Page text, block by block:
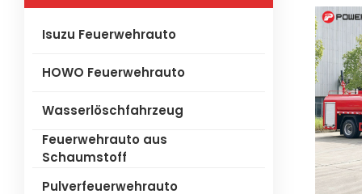
Isuzu Feuerwehrauto
HOWO Feuerwehrauto
Wasserlöschfahrzeug
Feuerwehrauto aus
Schaumstoff
Pulverfeuerwehrauto